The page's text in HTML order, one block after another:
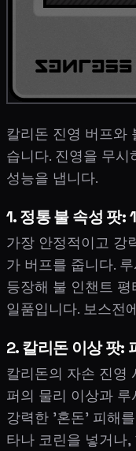
칼리돈 진영 버프와
습니다. 진영을 무
성능을 냅니다.
1. 정통 불 속성 팟:
가장 안정적이고 강
가 버프를 줍니다.
등장해 불 인챈트
일품입니다. 보스전
2. 칼리돈 이상 팟:
칼리돈의 자손 진영
퍼의 물리 이상과
강력한 '혼돈' 피해
타나 코린을 넣거나